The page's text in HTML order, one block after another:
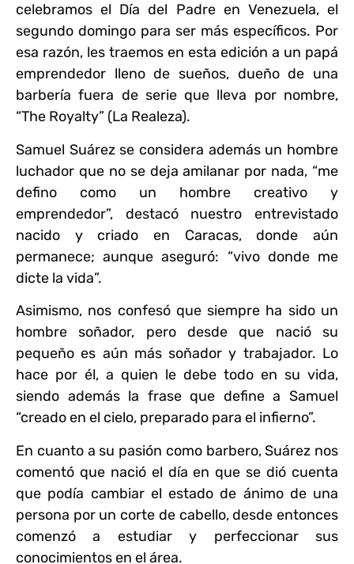
celebramos el Día del Padre en Venezuela, el
segundo domingo para ser más específicos. Por
esa razón, les traemos en esta edición a un papá
emprendedor lleno de sueños, dueño de una
barbería fuera de serie que lleva por nombre,
“The Royalty” (La Realeza).
Samuel Suárez se considera además un hombre
luchador que no se deja amilanar por nada, “me
defino como un hombre creativo y
emprendedor”, destacó nuestro entrevistado
nacido y criado en Caracas, donde aún
permanece; aunque aseguró: “vivo donde me
dicte la vida”.
Asimismo, nos confesó que siempre ha sido un
hombre soñador, pero desde que nació su
pequeño es aún más soñador y trabajador. Lo
hace por él, a quien le debe todo en su vida,
siendo además la frase que define a Samuel
“creado en el cielo, preparado para el infierno”.
En cuanto a su pasión como barbero, Suárez nos
comentó que nació el día en que se dió cuenta
que podía cambiar el estado de ánimo de una
persona por un corte de cabello, desde entonces
comenzó a estudiar y perfeccionar sus
conocimientos en el área.